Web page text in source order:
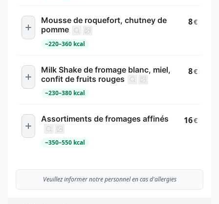
Mousse de roquefort, chutney de
pomme
~220–360 kcal
8€
Milk Shake de fromage blanc, miel,
confit de fruits rouges
~230–380 kcal
8€
Assortiments de fromages affinés
~350–550 kcal
16€
Veuillez informer notre personnel en cas d'allergies